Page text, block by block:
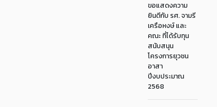
ขอแสดงความ
ยินดีกับ รศ. จามรี
เครือหงษ์ และ
คณะ ที่ได้รับทุน
สนับสนุน
โครงการยุวชน
อาสา
ปีงบประมาณ
2568